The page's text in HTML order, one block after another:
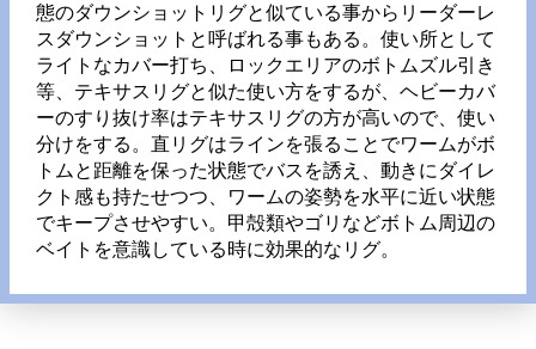
態のダウンショットリグと似ている事からリーダーレ
スダウンショットと呼ばれる事もある。使い所として
ライトなカバー打ち、ロックエリアのボトムズル引き
等、テキサスリグと似た使い方をするが、ヘビーカバ
ーのすり抜け率はテキサスリグの方が高いので、使い
分けをする。直リグはラインを張ることでワームがボ
トムと距離を保った状態でバスを誘え、動きにダイレ
クト感も持たせつつ、ワームの姿勢を水平に近い状態
でキープさせやすい。甲殻類やゴリなどボトム周辺の
ベイトを意識している時に効果的なリグ。